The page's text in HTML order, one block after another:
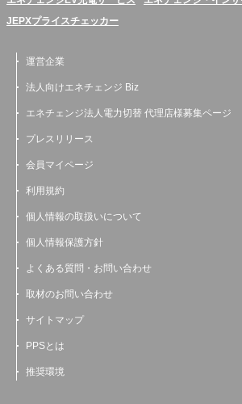
JEPXプライスチェッカー
運営企業
法人向けエネチェンジ Biz
エネチェンジ法人電力切替 代理店様募集ページ
プレスリリース
会員マイページ
利用規約
個人情報の取扱いについて
個人情報保護方針
よくある質問・お問い合わせ
取材のお問い合わせ
サイトマップ
PPSとは
推奨環境